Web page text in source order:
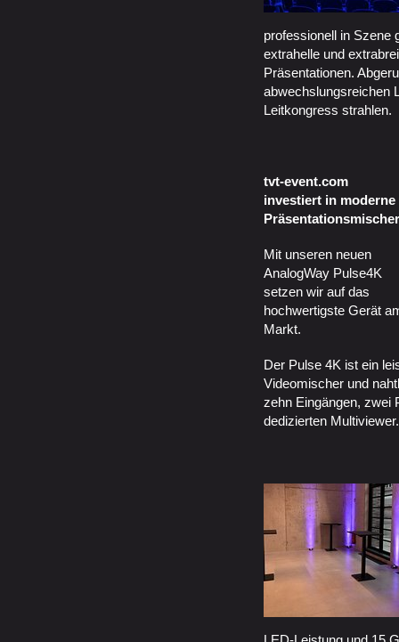
professionell in Szene
extrahelle und
Präsentationen.
abwechslungsreichen
Leitkongress strahlen.
tvt-event.com
investiert in moderne
Präsentationsmischer
Mit unseren neuen
AnalogWay Pulse4K
setzen wir auf das
hochwertigste Gerät
Markt.
Der Pulse 4K ist ein
Videomischer und
zehn Eingängen, zwei
dedizierten Multiviewer.